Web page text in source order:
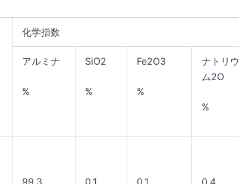
化学指数
アルミナ
%
SiO2
%
Fe2O3
%
ナトリウ
ム2O
%